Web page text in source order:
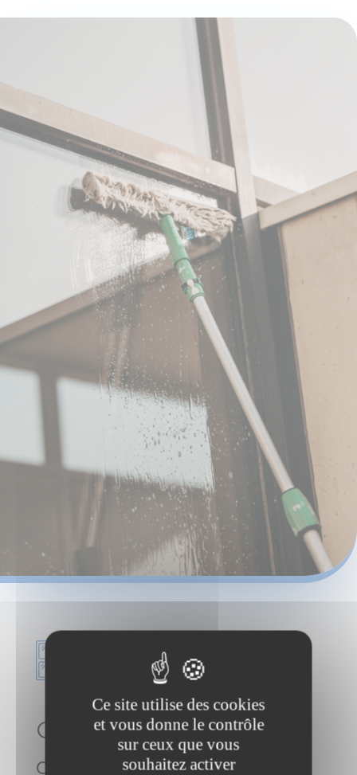
Comment nous
organisons
Ce site utilise des cookies
et vous donne le contrôle
sur ceux que vous
souhaitez activer